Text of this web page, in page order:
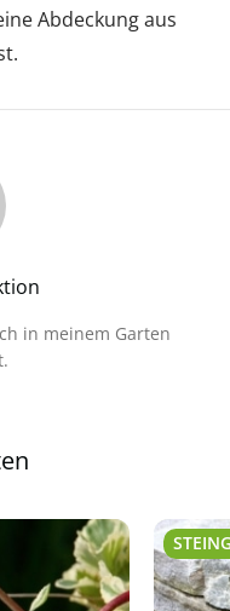
Abdeckung aus
in meinem Garten